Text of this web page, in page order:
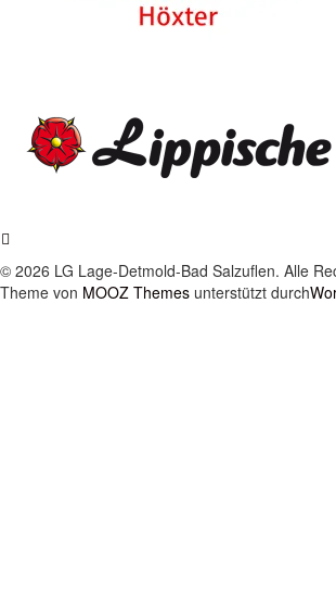
© 2026 LG Lage-Detmold-Bad Salzuflen. Alle
Theme von MOOZ Themes unterstützt durch